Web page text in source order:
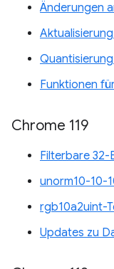
Änderungen
Funktionen
Chrome 119
Filterbare 32-
unorm10-10-
rgb10a2uint-
Updates zu